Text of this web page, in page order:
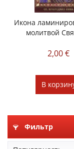
Икона
молитвой
2,00 €
В
Фильтр